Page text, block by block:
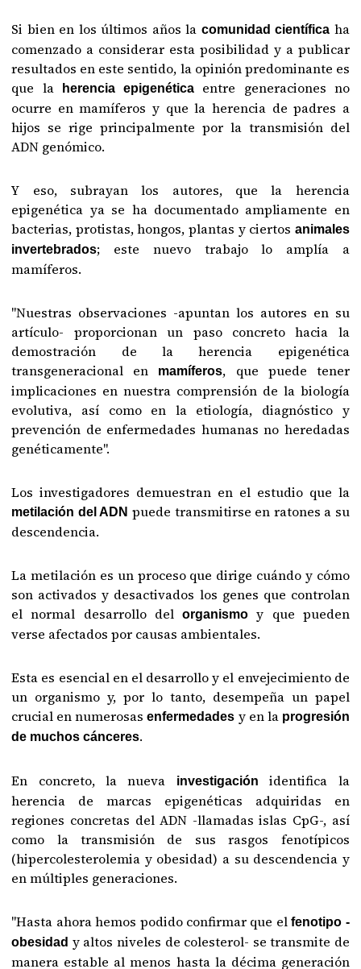
Si bien en los últimos años la comunidad científica ha
comenzado a considerar esta posibilidad y a publicar
resultados en este sentido, la opinión predominante es
que la
herencia epigenética
entre generaciones no
ocurre en mamíferos y que la herencia de padres a
hijos se rige principalmente por la transmisión del
ADN genómico.
Y eso, subrayan los autores, que la herencia
epigenética ya se ha documentado ampliamente en
bacterias, protistas, hongos, plantas y ciertos animales
invertebrados; este nuevo trabajo lo amplía a
mamíferos.
"Nuestras observaciones -apuntan los autores en su
artículo- proporcionan un paso concreto hacia la
demostración de la herencia epigenética
transgeneracional en
mamíferos, que puede tener
implicaciones en nuestra comprensión de la biología
evolutiva, así como en la etiología, diagnóstico y
prevención de enfermedades humanas no heredadas
genéticamente".
Los investigadores demuestran en el estudio que la
metilación del ADN puede transmitirse en ratones a su
descendencia.
La metilación es un proceso que dirige cuándo y cómo
son activados y desactivados los genes que controlan
el normal desarrollo delorganismoy que pueden
verse afectados por causas ambientales.
Esta es esencial en el desarrollo y el envejecimiento de
un organismo y, por lo tanto, desempeña un papel
crucial en numerosasenfermedades y en la progresión
de muchos cánceres.
En concreto, la nueva investigaciónidentifica la
herencia de marcas epigenéticas adquiridas en
regiones concretas del ADN -llamadas islas CpG-, así
como la transmisión de sus rasgos fenotípicos
(hipercolesterolemia y obesidad) a su descendencia y
en múltiples generaciones.
"Hasta ahora hemos podido confirmar que elfenotipo -
obesidad y altos niveles de colesterol- se transmite de
manera estable al menos hasta la décima generación